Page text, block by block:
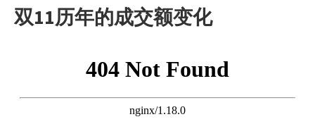
双11历年的成交额变化